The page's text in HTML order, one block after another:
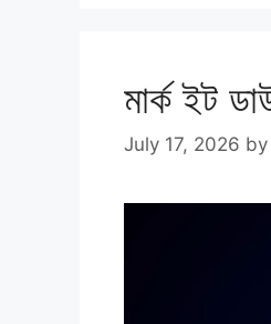
মার্ক ইট
July 17, 2026 by